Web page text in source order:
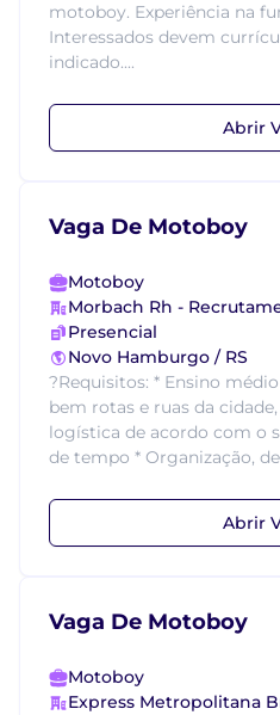
motoboy. Experiência na
Interessados devem
indicado....
Abrir
Vaga De Motoboy
Motoboy
Morbach Rh -
Presencial
Novo Hamburgo / RS
?Requisitos: * Ensino
bem rotas e ruas da
logística de acordo com o
de tempo * Organização,
Abrir
Vaga De Motoboy
Motoboy
Express Metropolitana